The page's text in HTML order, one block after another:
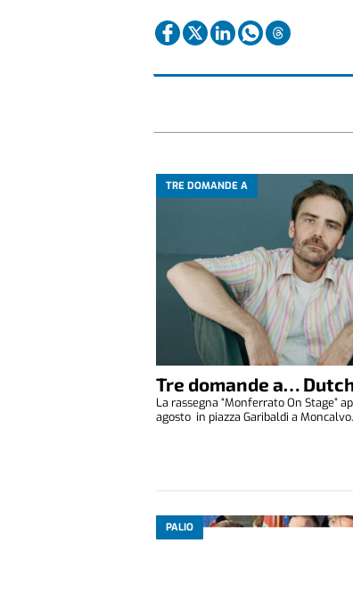
TRE DOMANDE A
Tre domande a…
La rassegna “Monferrato On Stage”
agosto in piazza Garibaldi a
PALIO